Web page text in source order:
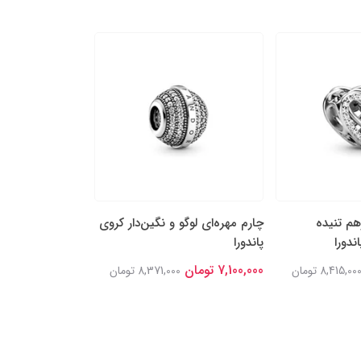
تنیده
8,415,000 تومان
چارم مهره‌ای لوگو و نگین‌دار کروی
پاندورا
7,100,000 تومان 8,371,000 تومان